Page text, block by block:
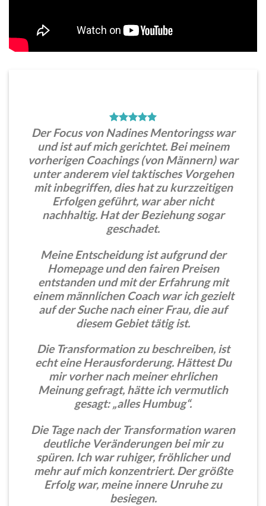
Der Focus von Nadines Mentoringss war
und ist auf mich gerichtet. Bei meinem
vorherigen Coachings (von Männern) war
unter anderem viel taktisches Vorgehen
mit inbegriffen, dies hat zu kurzzeitigen
Erfolgen geführt, war aber nicht
nachhaltig. Hat der Beziehung sogar
geschadet.
Meine Entscheidung ist aufgrund der
Homepage und den fairen Preisen
entstanden und mit der Erfahrung mit
einem männlichen Coach war ich gezielt
auf der Suche nach einer Frau, die auf
diesem Gebiet tätig ist.
Die Transformation zu beschreiben, ist
echt eine Herausforderung. Hättest Du
mir vorher nach meiner ehrlichen
Meinung gefragt, hätte ich vermutlich
gesagt: „alles Humbug“.
Die Tage nach der Transformation waren
deutliche Veränderungen bei mir zu
spüren. Ich war ruhiger, fröhlicher und
mehr auf mich konzentriert. Der größte
Erfolg war, meine innere Unruhe zu
besiegen.